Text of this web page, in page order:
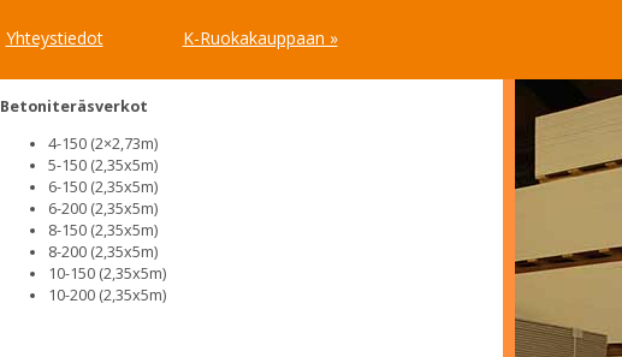
Yhteystiedot K-Ruokakauppaan »
Betoniteräsverkot
4-150 (2×2,73m)
5-150 (2,35x5m)
6-150 (2,35x5m)
6-200 (2,35x5m)
8-150 (2,35x5m)
8-200 (2,35x5m)
10-150 (2,35x5m)
10-200 (2,35x5m)